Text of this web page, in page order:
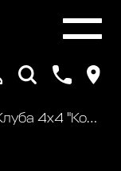
Зарайск-Константиново"